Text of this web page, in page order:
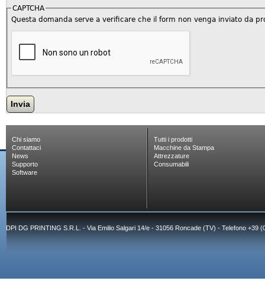
CAPTCHA
Questa domanda serve a verificare che il form non venga inviato da
Chi siamo
Contattaci
News
Supporto
Software
Tutti i prodotti
Macchine da Stampa
Attrezzature
Consumabili
DPI DG PRINTING S.R.L. - Via Emilio Salgari 14/e - 31056 Roncade (TV) - Telefono